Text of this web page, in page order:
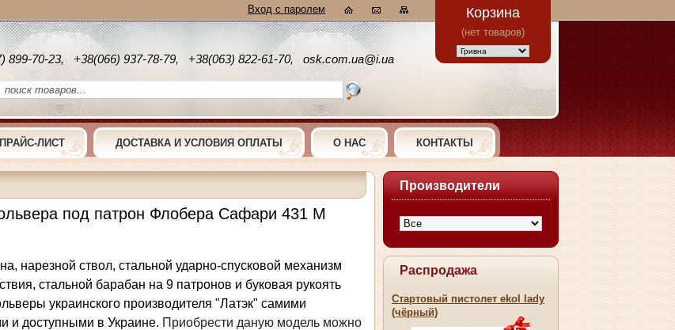
Корзина
(нет товаров)
Вход с паролем
899-70-23, +38(066) 937-78-79, +38(063) 822-61-70, osk.com.ua@i.ua
ПРАЙС-ЛИСТ ДОСТАВКА И УСЛОВИЯ ОПЛАТЫ О НАС КОНТАКТЫ
под патрон Флобера Сафари 431 М
нарезной ствол, стальной ударно-спусковой механизм
стальной барабан на 9 патронов и буковая рукоять
украинского производителя "Латэк" самими
и доступными в Украине. Приобрести даную модель можно
Производители
Распродажа
Стартовый пистолет ekol lady
(чёрный)